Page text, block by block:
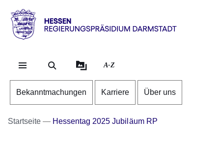
Direkt zum Kopf der
Direkt zum Inhalt
Direkt zum Fuß der
Hessen
RP
Darmstadt
A-Z
Bekanntmachungen Karriere Über uns
Startseite Hessentag 2025 Jubiläum RP